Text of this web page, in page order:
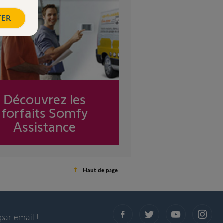
Découvrez les
forfaits Somfy
Assistance
Haut de page
email !